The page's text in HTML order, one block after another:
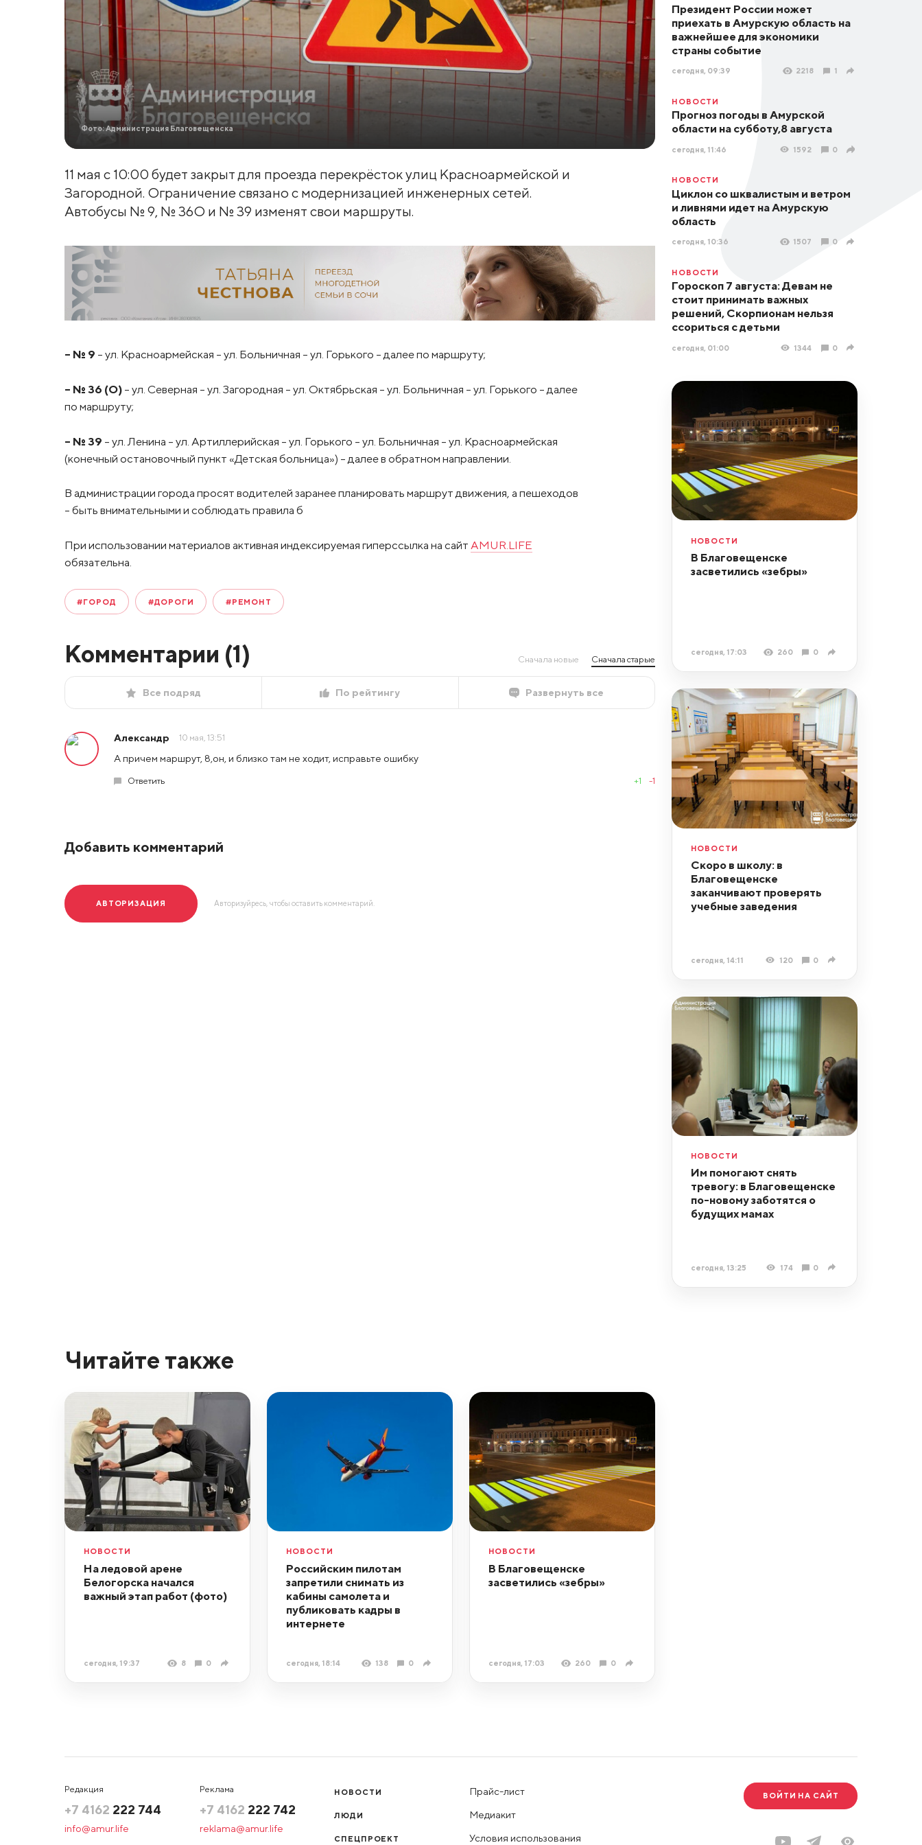
Фото: Администрация Благовещенска
11 мая с 10:00 будет закрыт для проезда перекрёсток улиц Красноармейской и
Загородной. Ограничение связано с модернизацией инженерных сетей.
Автобусы № 9, № 36О и № 39 изменят свои маршруты.
– № 9 – ул. Красноармейская – ул. Больничная – ул. Горького – далее по маршруту;
– № 36 (О) – ул. Северная – ул. Загородная – ул. Октябрьская – ул. Больничная – ул. Горького – далее
по маршруту;
– № 39 – ул. Ленина – ул. Артиллерийская – ул. Горького – ул. Больничная – ул. Красноармейская
(конечный остановочный пункт «Детская больница») – далее в обратном направлении.
В администрации города просят водителей заранее планировать маршрут движения, а пешеходов
– быть внимательными и соблюдать правила б
При использовании материалов активная индексируемая гиперссылка на сайт AMUR.LIFE
обязательна.
#ГОРОД #ДОРОГИ #РЕМОНТ
Комментарии (1) Сначала новые Сначала старые
Все подряд По рейтингу Развернуть все
Александр 10 мая, 13:51
А причем маршрут, 8,он, и близко там не ходит, исправьте ошибку
Ответить +1 -1
Добавить комментарий
АВТОРИЗАЦИЯ Авторизуйресь, чтобы оставить комментарий.
Президент России может
приехать в Амурскую область на
важнейшее для экономики
страны событие
сегодня, 09:39 2218 1
НОВОСТИ
Прогноз погоды в Амурской
области на субботу,8 августа
сегодня, 11:46 1592 0
НОВОСТИ
Циклон со шквалистым и ветром
и ливнями идет на Амурскую
область
сегодня, 10:36 1507 0
НОВОСТИ
Гороскоп 7 августа: Девам не
стоит принимать важных
решений, Скорпионам нельзя
ссориться с детьми
сегодня, 01:00 1344 0
НОВОСТИ
В Благовещенске
засветились «зебры»
сегодня, 17:03 260 0
НОВОСТИ
Скоро в школу: в
Благовещенске
заканчивают проверять
учебные заведения
сегодня, 14:11 120 0
НОВОСТИ
Им помогают снять
тревогу: в Благовещенске
по-новому заботятся о
будущих мамах
сегодня, 13:25 174 0
Читайте также
НОВОСТИ
На ледовой арене
Белогорска начался
важный этап работ (фото)
сегодня, 19:37 8 0
НОВОСТИ
Российским пилотам
запретили снимать из
кабины самолета и
публиковать кадры в
интернете
сегодня, 18:14 138 0
НОВОСТИ
В Благовещенске
засветились «зебры»
сегодня, 17:03 260 0
Редакция
+7 4162 222 744
info@amur.life
Реклама
+7 4162 222 742
reklama@amur.life
НОВОСТИ
ЛЮДИ
СПЕЦПРОЕКТ
Прайс-лист
Медиакит
Условия использования
ВОЙТИ НА САЙТ